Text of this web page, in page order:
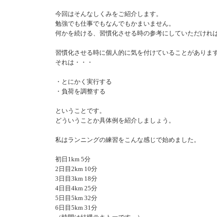
今回はそんなしくみをご紹介します。
勉強でも仕事でもなんでもかまいません。
何かを続ける、習慣化させる時の参考にしていただけれ
習慣化させる時に個人的に気を付けていることがあります
それは・・・
・とにかく実行する
・負荷を調整する
ということです。
どういうことか具体例を紹介しましょう。
私はランニングの練習をこんな感じで始めました。
初日1km 5分
2日目2km 10分
3日目3km 18分
4日目4km 25分
5日目5km 32分
6日目5km 31分